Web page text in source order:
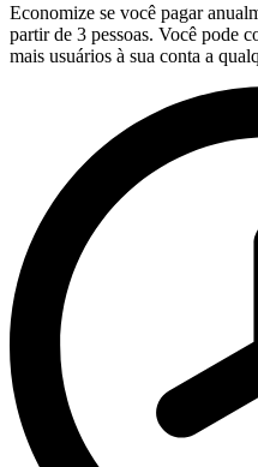
Economize se você pagar
partir de 3 pessoas. Você pode
mais usuários à sua conta a